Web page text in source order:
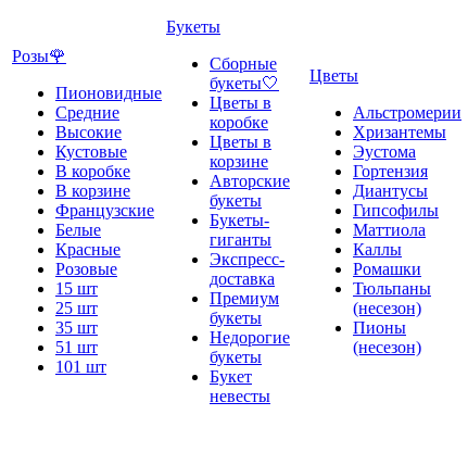
Розы🌹
Пионовидные
Средние
Высокие
Кустовые
В коробке
В корзине
Французские
Белые
Красные
Розовые
15 шт
25 шт
35 шт
51 шт
101 шт
Букеты
Сборные
букеты🤍
Цветы в
коробке
Цветы в
корзине
Авторские
букеты
Букеты-
гиганты
Экспресс-
доставка
Премиум
букеты
Недорогие
букеты
Букет
невесты
Цветы
Альстромерии
Хризантемы
Эустома
Гортензия
Диантусы
Гипсофилы
Маттиола
Каллы
Ромашки
Тюльпаны
(несезон)
Пионы
(несезон)